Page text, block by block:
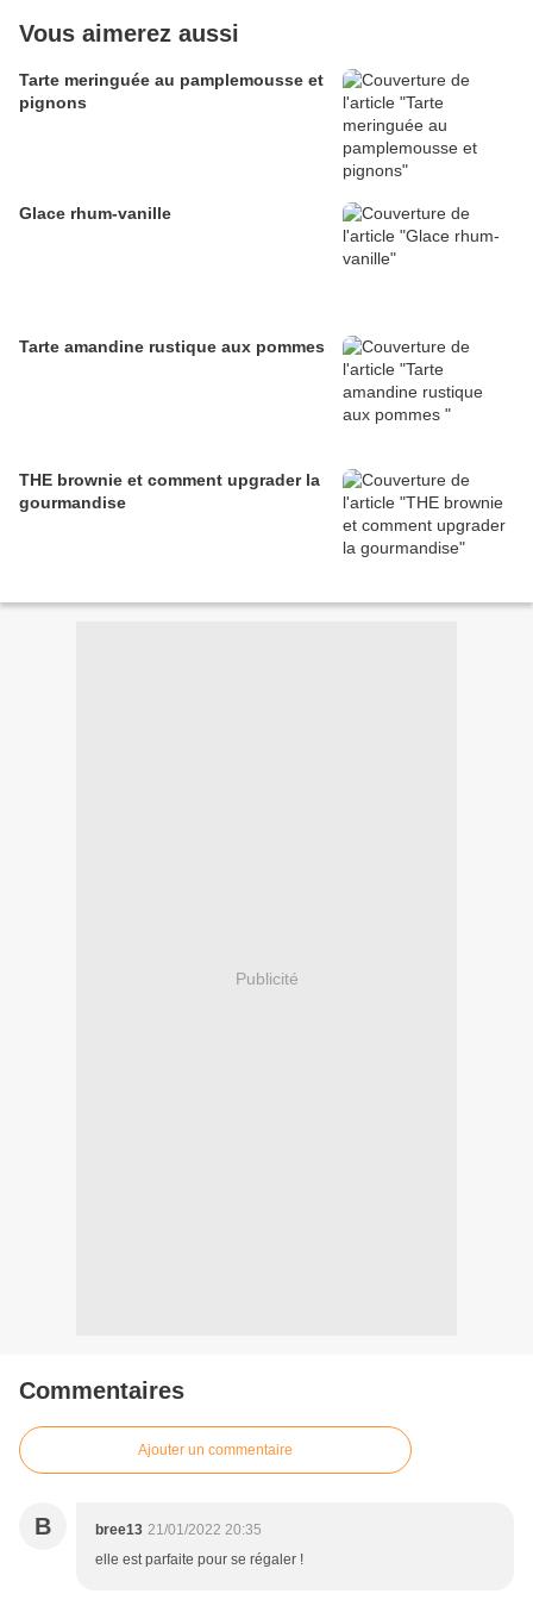
Vous aimerez aussi
Tarte meringuée au pamplemousse et
pignons
Glace rhum-vanille
Tarte amandine rustique aux pommes
THE brownie et comment upgrader la
gourmandise
Publicité
Commentaires
Ajouter un commentaire
B bree13 21/01/2022 20:35
elle est parfaite pour se régaler !